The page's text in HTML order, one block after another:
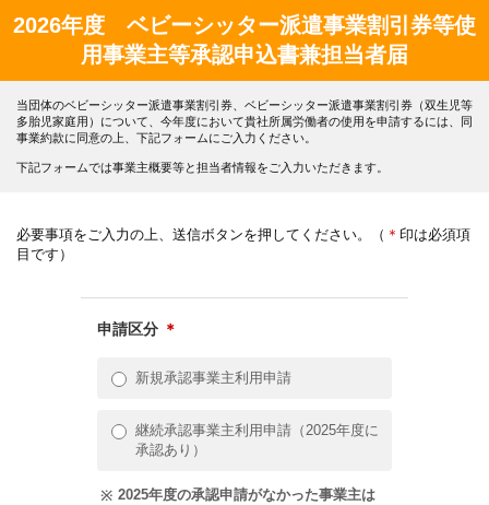
2026年度 ベビーシッター派遣事業割引券等使
用事業主等承認申込書兼担当者届
当団体のベビーシッター派遣事業割引券、ベビーシッター派遣事業割引券（双生児等
多胎児家庭用）について、今年度において貴社所属労働者の使用を申請するには、同
事業約款に同意の上、下記フォームにご入力ください。
下記フォームでは事業主概要等と担当者情報をご入力いただきます。
必要事項をご入力の上、送信ボタンを押してください。（ ＊ 印は必須項
目です）
申請区分 ＊
新規承認事業主利用申請
継続承認事業主利用申請（2025年度に
承認あり）
※ 2025年度の承認申請がなかった事業主は